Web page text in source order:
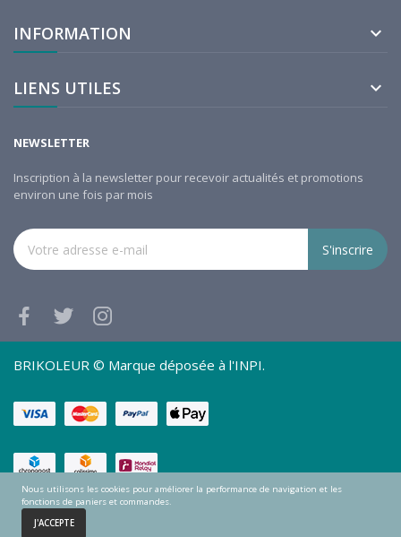
INFORMATION 
LIENS UTILES 
NEWSLETTER
Inscription à la newsletter pour recevoir actualités et promotions
environ une fois par mois
S'inscrire
BRIKOLEUR © Marque déposée à l'INPI.
Nous utilisons les cookies pour améliorer la performance de navigation et les
fonctions de paniers et commandes.
J'ACCEPTE